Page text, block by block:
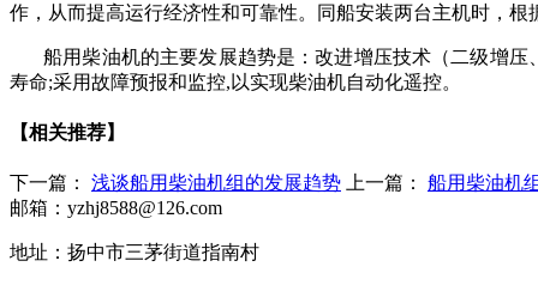
作，从而提高运行经济性和可靠性。同船安装两台主机时，
船用柴油机的主要发展趋势是：改进增压技术（二级增压
寿命;采用故障预报和监控, 以实现柴油机自动化遥控。
【相关推荐】
下一篇： 浅谈船用柴油机组的发展趋势 上一篇： 船用柴油机
邮箱：yzhj8588@126.com
地址：扬中市三茅街道指南村